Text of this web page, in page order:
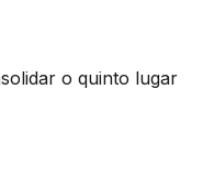
o quinto lugar